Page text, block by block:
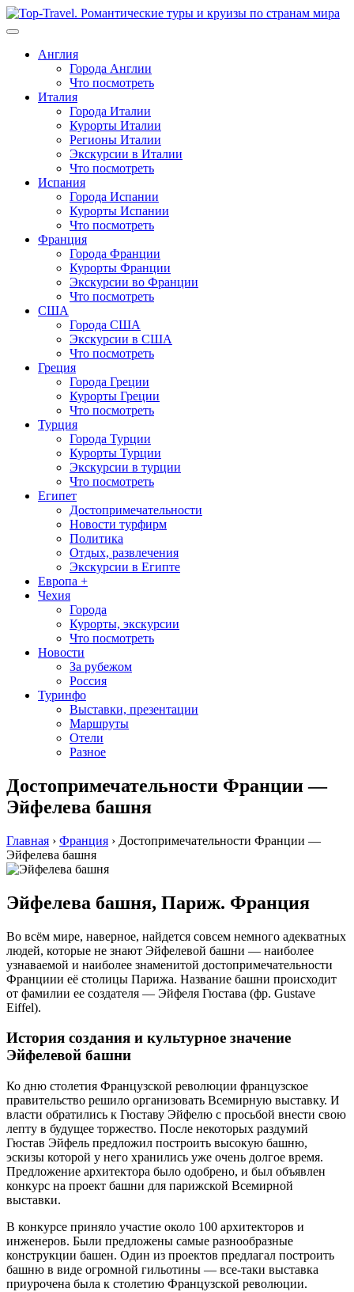
Перейти
к
Англия
Города Англии
Что посмотреть
Италия
Города Италии
Курорты Италии
Регионы Италии
Экскурсии в Италии
Что посмотреть
Испания
Города Испании
Курорты Испании
Что посмотреть
Франция
Города Франции
Курорты Франции
Экскурсии во Франции
Что посмотреть
США
Города США
Экскурсии в США
Что посмотреть
Греция
Города Греции
Курорты Греции
Что посмотреть
Турция
Города Турции
Курорты Турции
Экскурсии в турции
Что посмотреть
Египет
Достопримечательности
Новости турфирм
Политика
Отдых, развлечения
Экскурсии в Египте
Европа +
Чехия
Города
Курорты, экскурсии
Что посмотреть
Новости
За рубежом
Россия
Туринфо
Выставки, презентации
Маршруты
Отели
Разное
Достопримечательности Франции —
Эйфелева башня
Главная › Франция › Достопримечательности Франции —
Эйфелева башня
Эйфелева башня, Париж. Франция
Во всём мире, наверное, найдется совсем немного адекватных
людей, которые не знают Эйфелевой башни — наиболее
узнаваемой и наиболее знаменитой достопримечательности
Франциии её столицы Парижа. Название башни происходит
от фамилии ее создателя — Эйфеля Гюстава (фр. Gustave
Eiffel).
История создания и культурное значение
Эйфелевой башни
Ко дню столетия Французской революции французское
правительство решило организовать Всемирную выставку. И
власти обратились к Гюставу Эйфелю с просьбой внести свою
лепту в будущее торжество. После некоторых раздумий
Гюстав Эйфель предложил построить высокую башню,
эскизы которой у него хранились уже очень долгое время.
Предложение архитектора было одобрено, и был объявлен
конкурс на проект башни для парижской Всемирной
выставки.
В конкурсе приняло участие около 100 архитекторов и
инженеров. Были предложены самые разнообразные
конструкции башен. Один из проектов предлагал построить
башню в виде огромной гильотины — все-таки выставка
приурочена была к столетию Французской революции.